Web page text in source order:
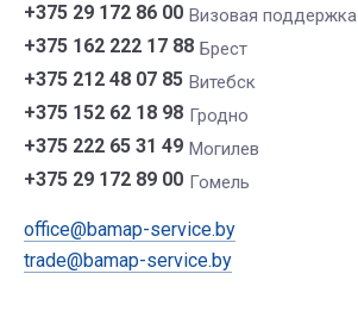
+375 29 172 86 00 Визовая поддержка
+375 162 222 17 88 Брест
+375 212 48 07 85 Витебск
+375 152 62 18 98 Гродно
+375 222 65 31 49 Могилев
+375 29 172 89 00 Гомель
office@bamap-service.by
trade@bamap-service.by